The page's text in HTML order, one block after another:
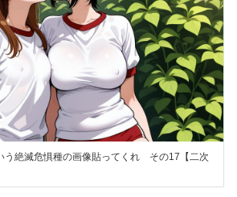
う絶滅危惧種の画像貼ってくれ その17【二次